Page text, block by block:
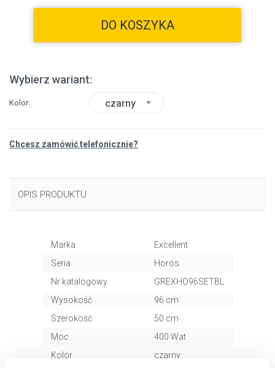
DO KOSZYKA
Wybierz wariant:
Kolor czarny
Chcesz zamówić telefonicznie?
OPIS PRODUKTU
Marka
Excellent
Seria
Horos
Nr katalogowy
GREXHO96SETBL
Wysokość
96 cm
Szerokość
50 cm
Moc
400 Wat
Kolor
czarny